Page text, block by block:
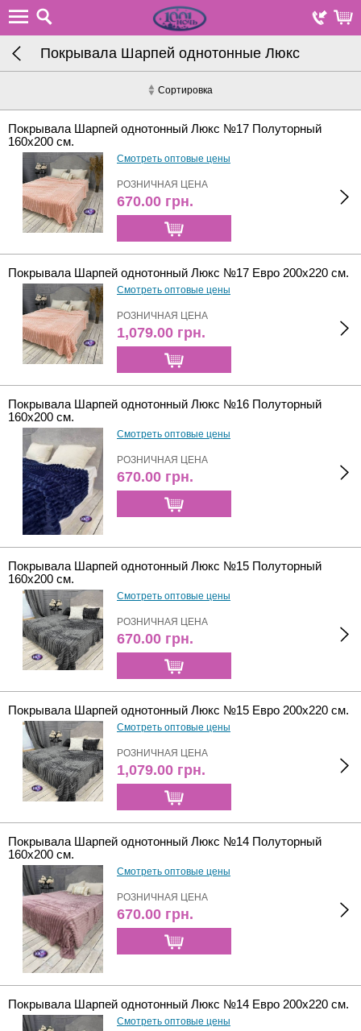
Покрывала Шарпей однотонные Люкс
Сортировка
Покрывала Шарпей однотонный Люкс №17 Полуторный
160х200 см.
Смотреть оптовые цены
РОЗНИЧНАЯ ЦЕНА
670.00 грн.
Покрывала Шарпей однотонный Люкс №17 Евро 200х220 см.
Смотреть оптовые цены
РОЗНИЧНАЯ ЦЕНА
1,079.00 грн.
Покрывала Шарпей однотонный Люкс №16 Полуторный
160х200 см.
Смотреть оптовые цены
РОЗНИЧНАЯ ЦЕНА
670.00 грн.
Покрывала Шарпей однотонный Люкс №15 Полуторный
160х200 см.
Смотреть оптовые цены
РОЗНИЧНАЯ ЦЕНА
670.00 грн.
Покрывала Шарпей однотонный Люкс №15 Евро 200х220 см.
Смотреть оптовые цены
РОЗНИЧНАЯ ЦЕНА
1,079.00 грн.
Покрывала Шарпей однотонный Люкс №14 Полуторный
160х200 см.
Смотреть оптовые цены
РОЗНИЧНАЯ ЦЕНА
670.00 грн.
Покрывала Шарпей однотонный Люкс №14 Евро 200х220 см.
Смотреть оптовые цены